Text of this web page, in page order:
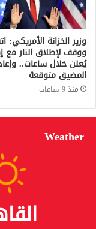
وزير الخزانة الأمريكي:
ووقف لإطلاق النار مع
يُعلن خلال ساعات..
المضيق متوقعة
منذ 9 ساعات
Weather